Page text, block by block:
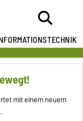
mit einem neuem